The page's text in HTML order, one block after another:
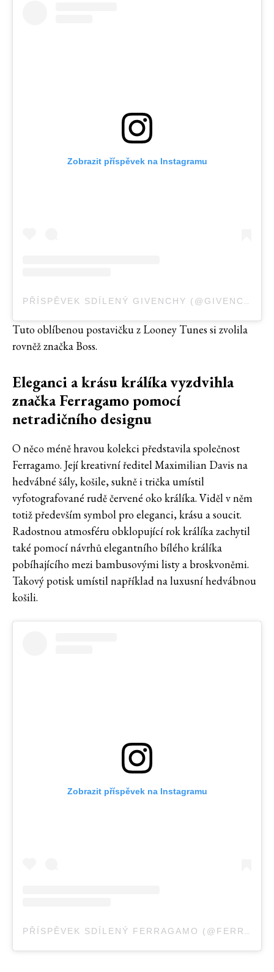
Zobrazit příspěvek na Instagramu
PŘÍSPĚVEK SDÍLENÝ GIVENCHY (@GIVENCHY)
Tuto oblíbenou postavičku z Looney Tunes si zvolila
rovněž značka Boss.
Eleganci a krásu králíka vyzdvihla
značka Ferragamo pomocí
netradičního designu
O něco méně hravou kolekci představila společnost
Ferragamo. Její kreativní ředitel Maximilian Davis na
hedvábné šály, košile, sukně i trička umístil
vyfotografované rudě červené oko králíka. Viděl v něm
totiž především symbol pro eleganci, krásu a soucit.
Radostnou atmosféru obklopující rok králíka zachytil
také pomocí návrhů elegantního bílého králíka
pobíhajícího mezi bambusovými listy a broskvoněmi.
Takový potisk umístil například na luxusní hedvábnou
košili.
Zobrazit příspěvek na Instagramu
PŘÍSPĚVEK SDÍLENÝ FERRAGAMO (@FERRAGAMO)